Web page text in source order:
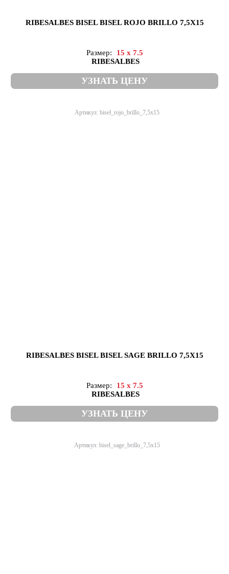
RIBESALBES BISEL BISEL ROJO BRILLO 7,5X15
Размер:
15 x 7.5
RIBESALBES
УЗНАТЬ ЦЕНУ
Артикул: bisel_rojo_brillo_7,5x15
RIBESALBES BISEL BISEL SAGE BRILLO 7,5X15
Размер:
15 x 7.5
RIBESALBES
УЗНАТЬ ЦЕНУ
Артикул: bisel_sage_brillo_7,5x15